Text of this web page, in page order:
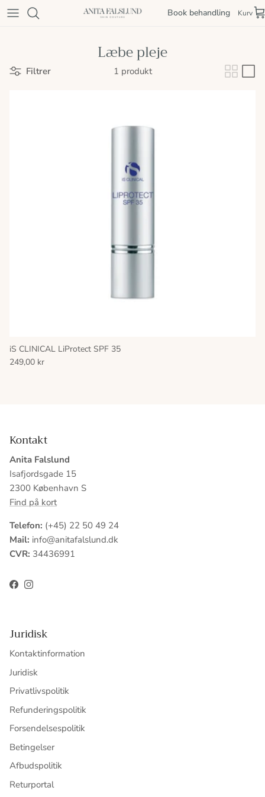
Spring til indhold
Book behandling Kurv
Læbe pleje
Filtrer 1 produkt
iS CLINICAL LiProtect SPF 35
249,00 kr
Kontakt
Anita Falslund
Isafjordsgade 15
2300 København S
Find på kort
Telefon: (+45) 22 50 49 24
Mail: info@anitafalslund.dk
CVR: 34436991
FacebookInstagram
Juridisk
Kontaktinformation
Juridisk
Privatlivspolitik
Refunderingspolitik
Forsendelsespolitik
Betingelser
Afbudspolitik
Returportal